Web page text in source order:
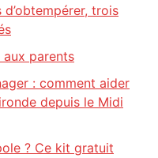
trois
parents
: comment aider
depuis le Midi
? Ce kit gratuit